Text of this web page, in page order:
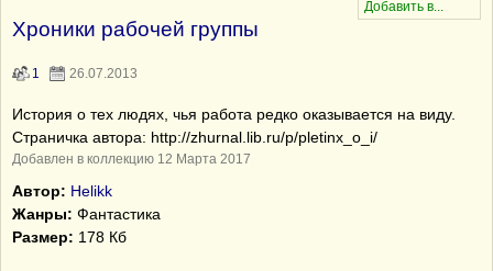
Хроники рабочей группы
1 26.07.2013
История о тех людях, чья работа редко оказывается на виду.
Страничка автора: http://zhurnal.lib.ru/p/pletinx_o_i/
Добавлен в коллекцию 12 Марта 2017
Автор: Helikk
Жанры: Фантастика
Размер: 178 Кб